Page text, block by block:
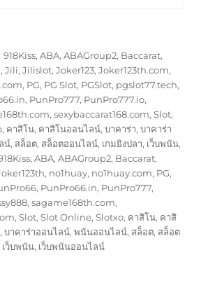
หมวด
หมู่
918Kiss,ABA,ABAGroup2, Baccarat,
,Jili,Jilislot,Joker123,Joker123th.com,
, PG, PG Slot, PGSlot, pgslot77.tech,
, PunPro777, PunPro777.io,
,sexybaccarat168.com,Slot,
, คาสิโน, คาสิโนออนไลน์,บาคาร่า,บาคาร่า
น์, สล็อต, สล็อตออนไลน์, เกมยิงปลา, เว็บพนัน,
าย
ำกับ
,ABA,ABAGroup2, Baccarat,
, no1huay, no1huay.com, PG,
, PunPro66.in, PunPro777,
,sagame168th.com,
,Slot,Slot Online,Slotxo, คาสิโน, คาสิ
,บาคาร่าออนไลน์,พนันออนไลน์, สล็อต, สล็อต
เว็บพนัน, เว็บพนันออนไลน์